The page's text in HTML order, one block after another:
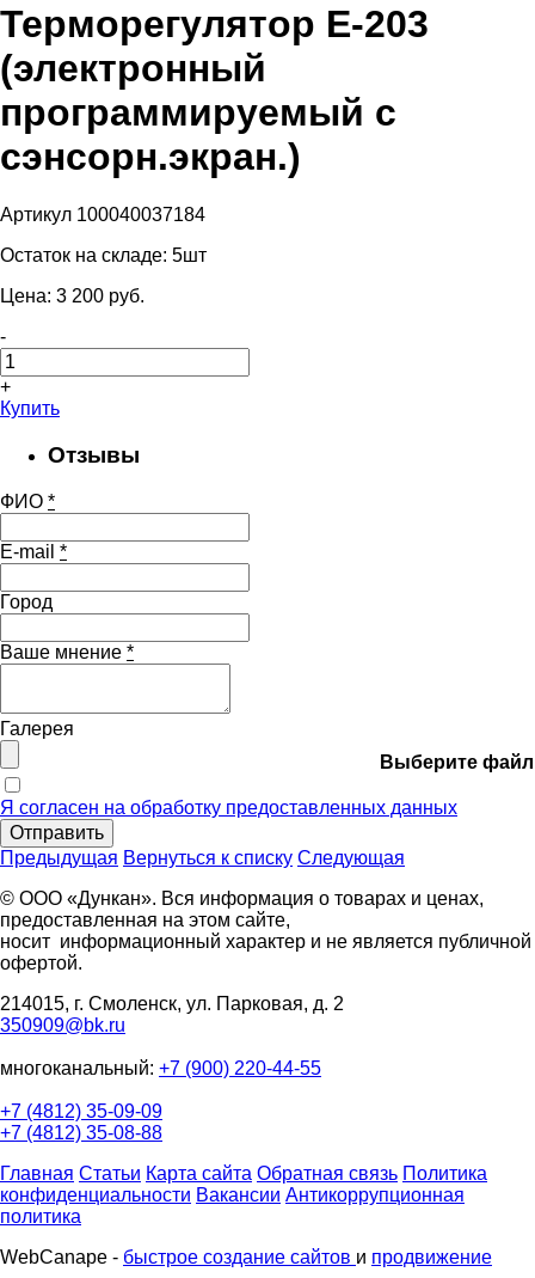
Терморегулятор E-203
(электронный
программируемый с
сэнсорн.экран.)
Артикул 100040037184
Остаток на складе: 5шт
Цена: 3 200 pуб.
-
+
Купить
Отзывы
ФИО *
E-mail *
Город
Ваше мнение *
Галерея
Выберите файл
Я согласен на обработку предоставленных данных
Отправить
Предыдущая Вернуться к списку Следующая
© ООО «Дункан». Вся информация о товарах и ценах,
предоставленная на этом сайте,
носит информационный характер и не является публичной
офертой.
214015, г. Смоленск, ул. Парковая, д. 2
350909@bk.ru
многоканальный: +7 (900) 220-44-55
+7 (4812) 35-09-09
+7 (4812) 35-08-88
Главная Статьи Карта сайта Обратная связь Политика
конфиденциальности Вакансии Антикоррупционная
политика
WebCanape - быстрое создание сайтов и продвижение